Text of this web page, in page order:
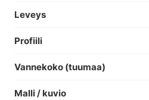
Leveys
Profiili
Vannekoko (tuumaa)
Malli / kuvio